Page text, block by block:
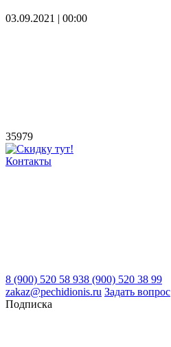
03.09.2021 | 00:00
35979
Контакты
8 (900) 520 58 938 (900) 520 38 99
zakaz@pechidionis.ru Задать вопрос
Подписка